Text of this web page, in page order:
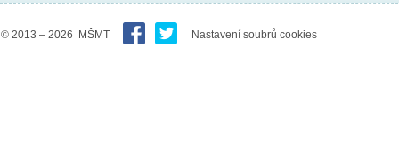
© 2013 – 2026 MŠMT Nastavení soubrů cookies